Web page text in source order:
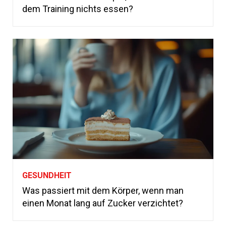
dem Training nichts essen?
GESUNDHEIT
Was passiert mit dem Körper, wenn man
einen Monat lang auf Zucker verzichtet?